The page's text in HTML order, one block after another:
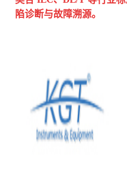
陷诊断与故障溯源。